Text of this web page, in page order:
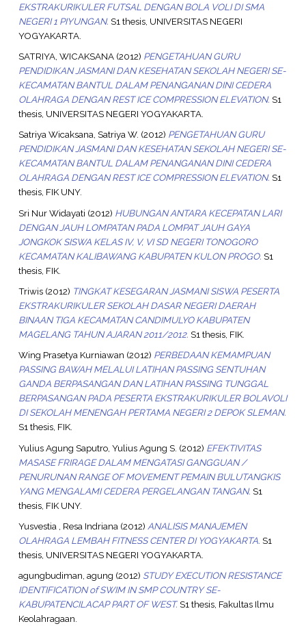
EKSTRAKURIKULER FUTSAL DENGAN BOLA VOLI DI SMA
NEGERI 1 PIYUNGAN. S1 thesis, UNIVERSITAS NEGERI
YOGYAKARTA.
SATRIYA, WICAKSANA(2012) PENGETAHUAN GURU
PENDIDIKAN JASMANI DAN KESEHATAN SEKOLAH NEGERI SE-
KECAMATAN BANTUL DALAM PENANGANAN DINI CEDERA
OLAHRAGA DENGAN REST ICE COMPRESSION ELEVATION. S1
thesis, UNIVERSITAS NEGERI YOGYAKARTA.
Satriya Wicaksana, Satriya W. (2012) PENGETAHUAN GURU
PENDIDIKAN JASMANI DAN KESEHATAN SEKOLAH NEGERI SE-
KECAMATAN BANTUL DALAM PENANGANAN DINI CEDERA
OLAHRAGA DENGAN REST ICE COMPRESSION ELEVATION. S1
thesis, FIK UNY.
Sri Nur Widayati (2012) HUBUNGAN ANTARA KECEPATAN LARI
DENGAN JAUH LOMPATAN PADA LOMPAT JAUH GAYA
JONGKOK SISWA KELAS IV, V, VI SD NEGERI TONOGORO
KECAMATAN KALIBAWANG KABUPATEN KULON PROGO. S1
thesis, FIK.
Triwis(2012) TINGKAT KESEGARAN JASMANI SISWA PESERTA
EKSTRAKURIKULER SEKOLAH DASAR NEGERI DAERAH
BINAAN TIGA KECAMATAN CANDIMULYO KABUPATEN
MAGELANG TAHUN AJARAN 2011/2012. S1 thesis, FIK.
Wing Prasetya Kurniawan (2012) PERBEDAAN KEMAMPUAN
PASSING BAWAH MELALUI LATIHAN PASSING SENTUHAN
GANDA BERPASANGAN DAN LATIHAN PASSING TUNGGAL
BERPASANGAN PADA PESERTA EKSTRAKURIKULER BOLAVOLI
DI SEKOLAH MENENGAH PERTAMA NEGERI 2 DEPOK SLEMAN.
S1 thesis, FIK.
Yulius Agung Saputro, Yulius Agung S. (2012) EFEKTIVITAS
MASASE FRIRAGE DALAM MENGATASI GANGGUAN /
PENURUNAN RANGE OF MOVEMENT PEMAIN BULUTANGKIS
YANG MENGALAMI CEDERA PERGELANGAN TANGAN. S1
thesis, FIK UNY.
Yusvestia , Resa Indriana (2012) ANALISIS MANAJEMEN
OLAHRAGA LEMBAH FITNESS CENTER DI YOGYAKARTA. S1
thesis, UNIVERSITAS NEGERI YOGYAKARTA.
agungbudiman, agung (2012) STUDY EXECUTION RESISTANCE
IDENTIFICATION of SWIM IN SMP COUNTRY SE-
KABUPATENCILACAP PART OF WEST.S1 thesis, Fakultas Ilmu
Keolahragaan.